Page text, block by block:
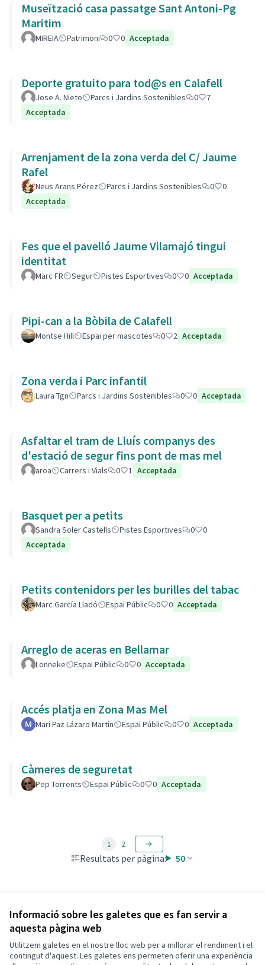
Informació sobre les galetes que es fan servir a
aquesta pàgina web
Utilitzem galetes en el nostre lloc web per a millorar el rendiment i el
contingut d'aquest. Les galetes ens permeten oferir una experiència
Museïtzació casa passatge Sant Antoni-Pg
Maritim
MIREIA Patrimoni 0 0 Acceptada
Deporte gratuito para tod@s en Calafell
Jose A. Nieto Parcs i Jardins Sostenibles 0
7
Acceptada
Arrenjament de la zona verda del C/ Jaume
Rafel
Neus Arans Pérez Parcs i Jardins Sostenibles 0
0
Acceptada
Fes que el pavelló Jaume Vilamajó tingui
identitat
Marc FR Segur Pistes Esportives 0 0 Acceptada
Pipi-can a la Bòbila de Calafell
Montse Hill Espai per mascotes 0 2 Acceptada
Zona verda i Parc infantil
Laura Tgn Parcs i Jardins Sostenibles 0 0 Acceptada
Asfaltar el tram de Lluís companys des
d'estació de segur fins pont de mas mel
aroa Carrers i Vials 0 1 Acceptada
Basquet per a petits
Sandra Soler Castells Pistes Esportives 0
0
Acceptada
Petits contenidors per les burilles del tabac
Marc García Lladó Espai Públic 0 0 Acceptada
Arreglo de aceras en Bellamar
Lonneke Espai Públic 0 0 Acceptada
Accés platja en Zona Mas Mel
Mari Paz Lázaro Martín Espai Públic 0 0 Acceptada
Càmeres de seguretat
Pep Torrents Espai Públic 0 0 Acceptada
Resultats per pàgina: 50
1 2
Veure totes les propostes retirades
Termes i condicions d'ús
Configuració de les galetes